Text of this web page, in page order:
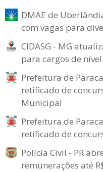
DMAE de
com vagas para
CIDASG - MG
para cargos de
Prefeitura de
retificado de
Municipal
Prefeitura de
retificado de
Polícia Civil - PR
remunerações até